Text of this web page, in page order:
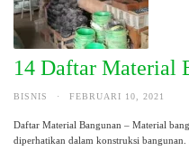
14 Daftar Material
BISNIS · FEBRUARI 10, 2021
Daftar Material Bangunan – Material
diperhatikan dalam konstruksi bangunan.